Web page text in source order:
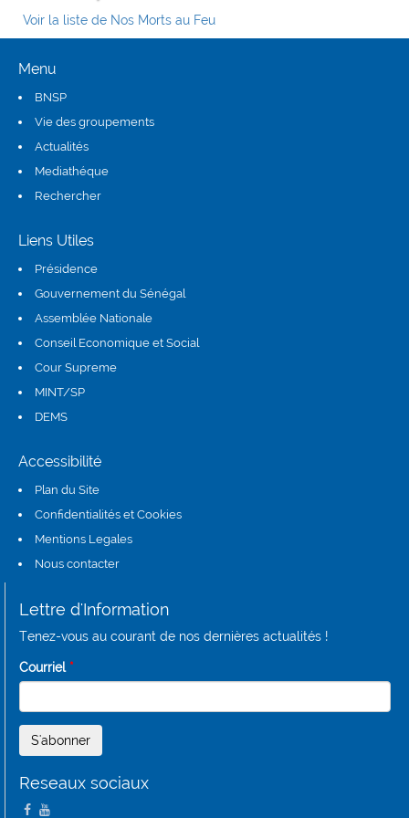
Voir la liste de Nos Morts au Feu
Menu
BNSP
Vie des groupements
Actualités
Mediathéque
Rechercher
Liens Utiles
Présidence
Gouvernement du Sénégal
Assemblée Nationale
Conseil Economique et Social(link is external)
Cour Supreme
MINT/SP
DEMS
Accessibilité
Plan du Site
Confidentialités et Cookies
Mentions Legales
Nous contacter
Lettre d'Information
Tenez-vous au courant de nos dernières actualités !
Courriel *
Reseaux sociaux
(link is external)